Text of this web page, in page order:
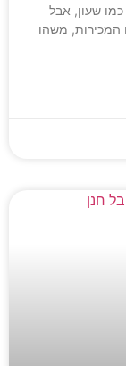
שעון, אבל
המכירות, משהו